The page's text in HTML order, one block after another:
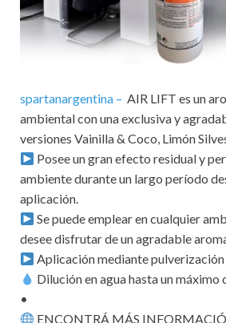
spartanargentina – AIR LIFT es un
ambiental con una exclusiva y
versiones Vainilla & Coco, Limón
Posee un gran efecto residual y
ambiente durante un largo período
aplicación.
Se puede emplear en cualquier
desee disfrutar de un agradable
Aplicación mediante
Dilución en agua hasta un máximo
•
ENCONTRÁ MÁS